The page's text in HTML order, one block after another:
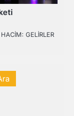
GELİRLER